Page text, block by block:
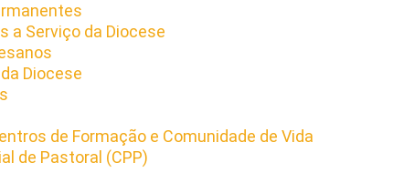
a Serviço da Diocese
Diocese
de Formação e Comunidade de Vida
de Pastoral (CPP)​